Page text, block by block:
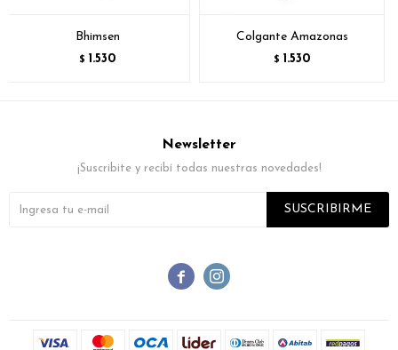
Bhimsen
$ 1.530
Colgante Amazonas
$ 1.530
 
Newsletter
¡Suscribite y recibí todas nuestras novedades!
SUSCRIBIRME